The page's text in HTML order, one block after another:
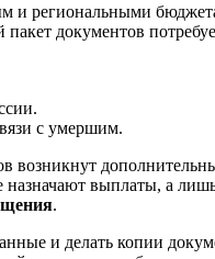
и региональными
документов
с умершим.
возникнут
выплаты, а
.
и делать копии